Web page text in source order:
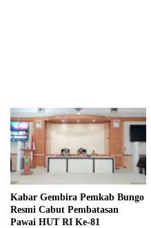
Kabar Gembira Pemkab Bungo
Resmi Cabut Pembatasan
Pawai HUT RI Ke-81